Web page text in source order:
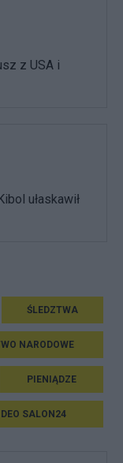
z USA i
ułaskawił
ŚLEDZTWA
NARODOWE
PIENIĄDZE
SALON24